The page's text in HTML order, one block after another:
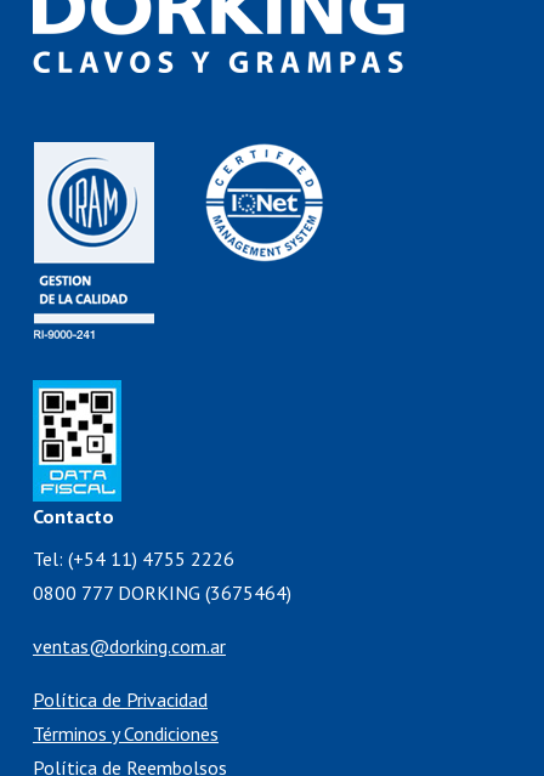
Contacto
Tel: (+54 11) 4755 2226
0800 777 DORKING (3675464)
ventas@dorking.com.ar
Política de Privacidad
Términos y Condiciones
Política de Reembolsos